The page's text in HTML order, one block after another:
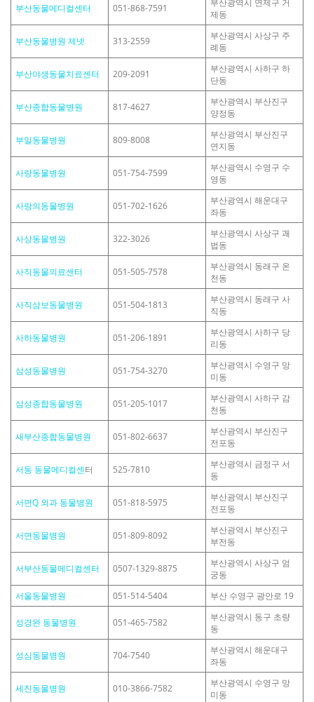
부산동물메디컬센터 051-868-7591
부산광역시 연제구 거
제동
부산동물병원 제넷 313-2559
부산광역시 사상구 주
례동
부산야생동물치료센터 209-2091
부산광역시 사하구 하
단동
부산종합동물병원 817-4627
부산광역시 부산진구
양정동
부일동물병원 809-8008
부산광역시 부산진구
연지동
사랑동물병원 051-754-7599
부산광역시 수영구 수
영동
사랑의동물병원 051-702-1626
부산광역시 해운대구
좌동
사상동물병원 322-3026
부산광역시 사상구 괘
법동
사직동물의료센터 051-505-7578
부산광역시 동래구 온
천동
사직삼보동물병원 051-504-1813
부산광역시 동래구 사
직동
사하동물병원 051-206-1891
부산광역시 사하구 당
리동
삼성동물병원 051-754-3270
부산광역시 수영구 망
미동
삼성종합동물병원 051-205-1017
부산광역시 사하구 감
천동
새부산종합동물병원 051-802-6637
부산광역시 부산진구
전포동
서동 동물메디컬센터 525-7810
부산광역시 금정구 서
동
서면Q 외과 동물병원 051-818-5975
부산광역시 부산진구
전포동
서면동물병원 051-809-8092
부산광역시 부산진구
부전동
서부산동물메디컬센터 0507-1329-8875
부산광역시 사상구 엄
궁동
서울동물병원
051-514-5404 부산 수영구 광안로 19
성경완 동물병원 051-465-7582
부산광역시 동구 초량
동
성심동물병원 704-7540
부산광역시 해운대구
좌동
세진동물병원 010-3866-7582
부산광역시 수영구 망
미동